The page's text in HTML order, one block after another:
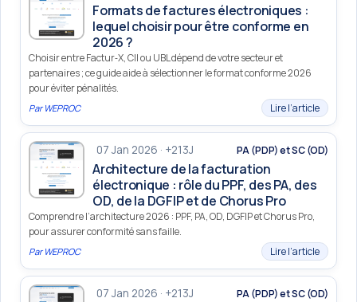
Formats de factures électroniques :
lequel choisir pour être conforme en
2026 ?
Choisir entre Factur‑X, CII ou UBL dépend de votre secteur et
partenaires ; ce guide aide à sélectionner le format conforme 2026
pour éviter pénalités.
ParWEPROC Lire l’article
07 Jan 2026 · +213J PA (PDP) et SC (OD)
Architecture de la facturation
électronique : rôle du PPF, des PA, des
OD, de la DGFIP et de Chorus Pro
Comprendre l’architecture 2026 : PPF, PA, OD, DGFIP et Chorus Pro,
pour assurer conformité sans faille.
ParWEPROC Lire l’article
07 Jan 2026 · +213J PA (PDP) et SC (OD)